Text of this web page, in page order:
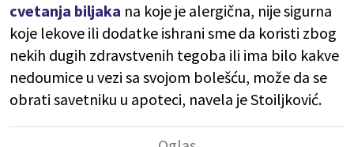
cvetanja biljaka na koje je alergična, nije sigurna
koje lekove ili dodatke ishrani sme da koristi zbog
nekih dugih zdravstvenih tegoba ili ima bilo kakve
nedoumice u vezi sa svojom bolešću, može da se
obrati savetniku u apoteci, navela je Stoiljković.